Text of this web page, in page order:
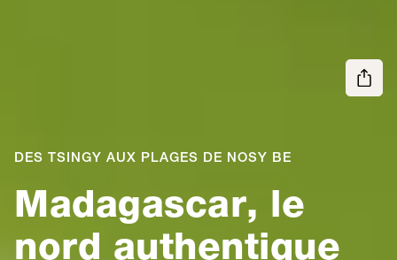
Madagascar, le
nord authentique
DES TSINGY AUX PLAGES DE NOSY BE